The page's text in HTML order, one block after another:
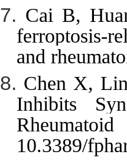
Cai B,
ferroptosis-
and
Chen X,
Inhibits
10.3389/